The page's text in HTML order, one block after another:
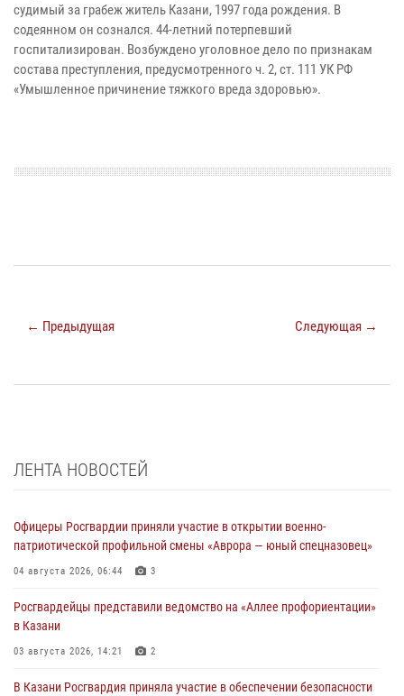
судимый за грабеж житель Казани, 1997 года рождения. В
содеянном он сознался. 44-летний потерпевший
госпитализирован. Возбуждено уголовное дело по признакам
состава преступления, предусмотренного ч. 2, ст. 111 УК РФ
«Умышленное причинение тяжкого вреда здоровью».
← Предыдущая Следующая →
ЛЕНТА НОВОСТЕЙ
Офицеры Росгвардии приняли участие в открытии военно-
патриотической профильной смены «Аврора — юный спецназовец»
04 августа 2026, 06:44 3
Росгвардейцы представили ведомство на «Аллее профориентации»
в Казани
03 августа 2026, 14:21 2
В Казани Росгвардия приняла участие в обеспечении безопасности